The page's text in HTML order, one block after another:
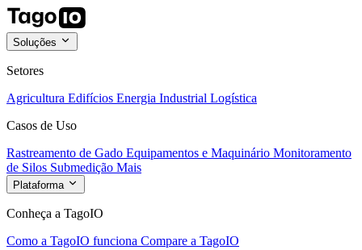
Soluções
Setores
Agricultura Edifícios Energia Industrial Logística
Casos de Uso
Rastreamento de Gado Equipamentos e Maquinário Monitoramento
de Silos Submedição Mais
Plataforma
Conheça a TagoIO
Como a TagoIO funciona Compare a TagoIO